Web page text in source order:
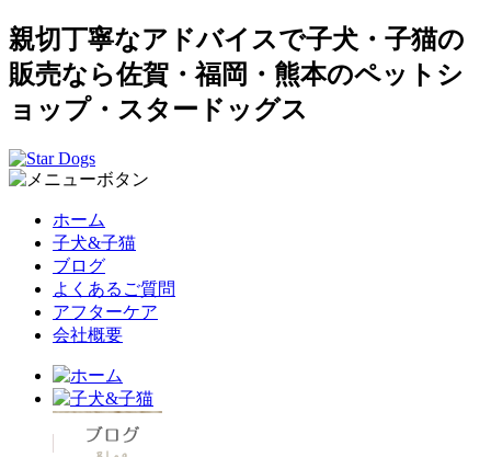
親切丁寧なアドバイスで子犬・子猫の
販売なら佐賀・福岡・熊本のペットシ
ョップ・スタードッグス
ホーム
子犬&子猫
ブログ
よくあるご質問
アフターケア
会社概要